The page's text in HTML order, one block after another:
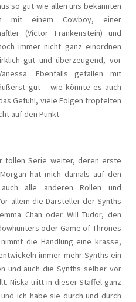
so gut wie allen uns bekannten
mit einem Cowboy, einer
(Victor Frankenstein) und
immer nicht ganz einordnen
gut und überzeugend, vor
Ebenfalls gefallen mit
gut – wie könnte es auch
Gefühl, viele Folgen tröpfelten
auf den Punkt.
tollen Serie weiter, deren erste
hat mich damals auf den
alle anderen Rollen und
allem die Darsteller der Synths
Chan oder Will Tudor, den
oder Game of Thrones
die Handlung eine krasse,
immer mehr Synths ein
und auch die Synths selber vor
Niska tritt in dieser Staffel ganz
ich habe sie durch und durch